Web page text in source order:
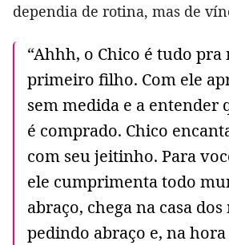
dependia de rotina, mas de
“Ahhh, o Chico é tudo
primeiro filho. Com ele
sem medida e a entender
é comprado. Chico
com seu jeitinho. Para
ele cumprimenta todo
abraço, chega na casa dos
pedindo abraço e, na